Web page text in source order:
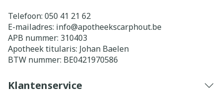
Telefoon: 050 41 21 62
E-mailadres: info@apotheekscarphout.be
APB nummer: 310403
Apotheek titularis: Johan Baelen
BTW nummer: BE0421970586
Klantenservice